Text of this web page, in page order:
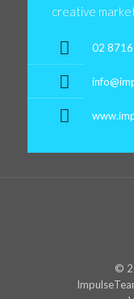
creative
02
©